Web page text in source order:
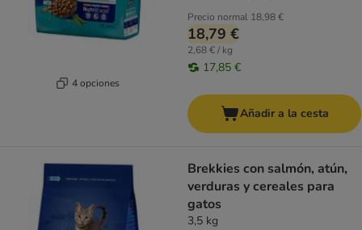
4 opciones
Precio normal 18,98 €
18,79 €
2,68 € / kg
17,85 €
Añadir a la cesta
Brekkies con salmón, atún,
verduras y cereales para
gatos
3,5 kg